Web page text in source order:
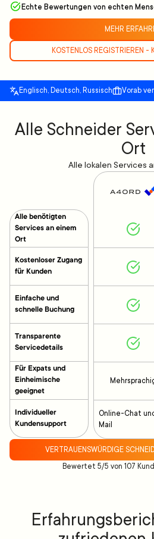
Echte Bewertungen von echten
MEHR
KOSTENLOS REGISTRIEREN -
Englisch, Deutsch, Russisch Vorab
Alle Schneider
Ort
Alle lokalen Services
Alle benötigten
Services an einem
Ort
Kostenloser Zugang
für Kunden
Einfache und
schnelle Buchung
Transparente
Servicedetails
Für Expats und
Einheimische
geeignet
Individueller
Kundensupport
Online-Chat
Mail
VERTRAUENSWÜRDIGE
Bewertet 5/5 von 107